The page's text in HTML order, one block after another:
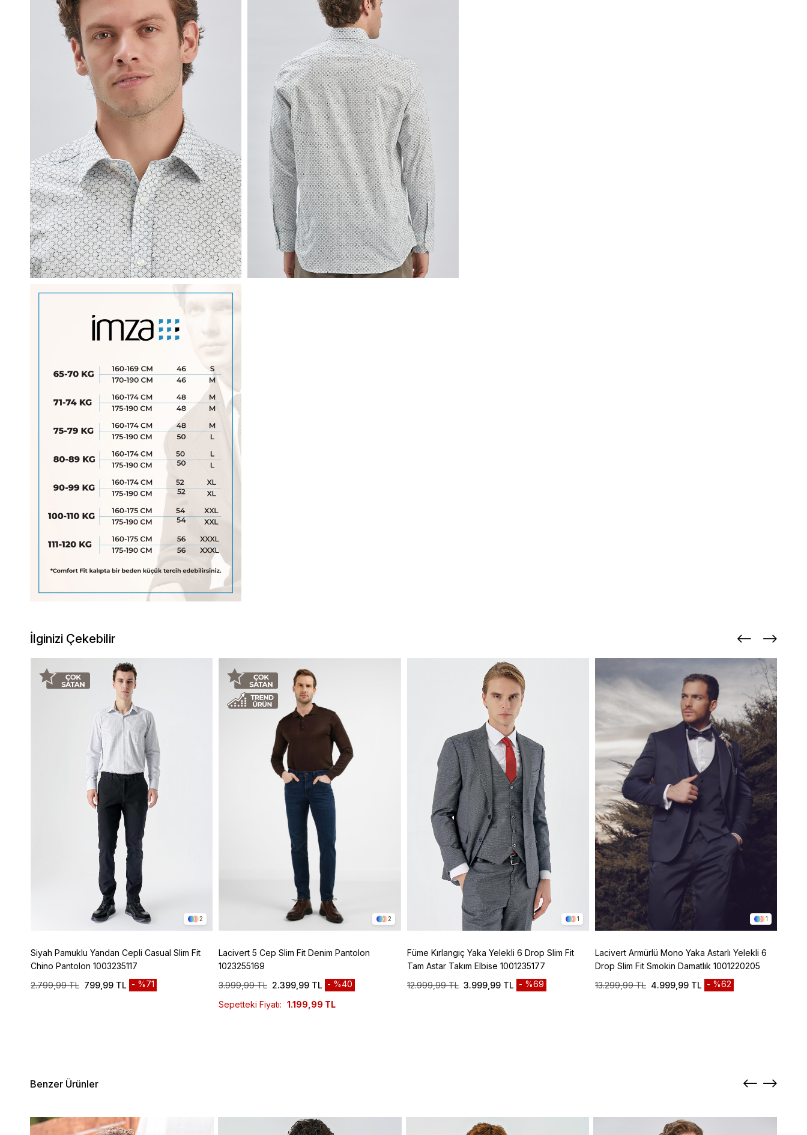
İlginizi Çekebilir
2
Siyah Pamuklu Yandan Cepli Casual Slim Fit
Chino Pantolon 1003235117
2.799,99 TL 799,99 TL %71
2
Lacivert 5 Cep Slim Fit Denim Pantolon
1023255169
3.999,99 TL 2.399,99 TL
%40
Sepetteki Fiyatı: 1.199,99 TL
1
Füme Kırlangıç Yaka Yelekli 6 Drop Slim Fit
Tam Astar Takım Elbise 1001235177
12.999,99 TL 3.999,99 TL %69
1
Lacivert Armürlü Mono Yaka Astarlı Yelekli 6
Drop Slim Fit Smokin Damatlık 1001220205
13.299,99 TL 4.999,99 TL %62
Benzer Ürünler